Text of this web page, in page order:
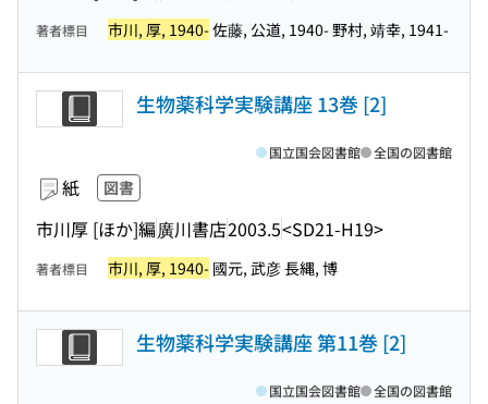
著者標目 市川, 厚, 1940-佐藤, 公道, 1940- 野村, 靖幸, 1941-
生物薬科学実験講座 13巻 [2]
紙 図書
市川厚 [ほか]編廣川書店2003.5<SD21-H19>
国立国会図書館 全国の図書館
著者標目 市川, 厚, 1940- 國元, 武彦 長縄, 博
生物薬科学実験講座 第11巻 [2]
国立国会図書館 全国の図書館